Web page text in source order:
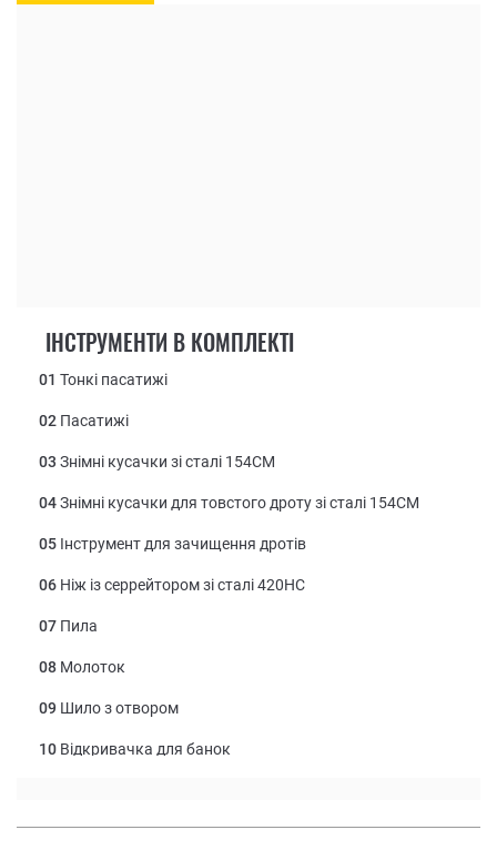
ІНСТРУМЕНТИ В КОМПЛЕКТІ
01 Тонкі пасатижі
02 Пасатижі
03 Знімні кусачки зі сталі 154СМ
04Знімні кусачки для товстого дроту зі сталі 154СМ
05 Інструмент для зачищення дротів
06 Ніж із серрейтором зі сталі 420НС
07 Пила
08 Молоток
09 Шило з отвором
10 Відкривачка для банок
12Тримач для шестигранних біт ¼ дюйма